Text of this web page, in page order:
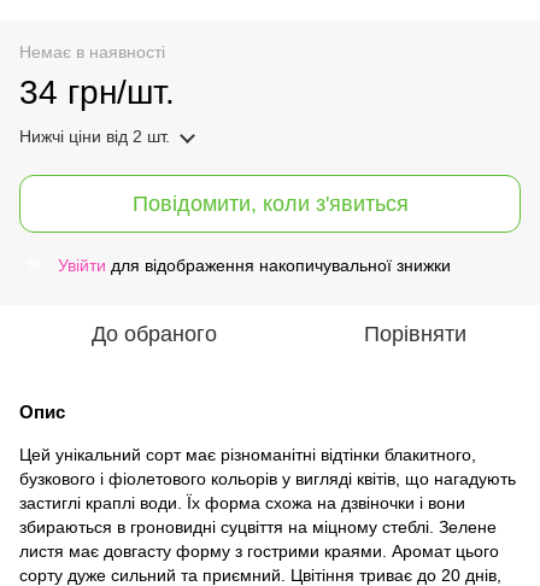
Немає в наявності
34 грн/шт.
Нижчі ціни від 2 шт.
Повідомити, коли з'явиться
Увійти для відображення накопичувальної знижки
До обраного Порівняти
Опис
Цей унікальний сорт має різноманітні відтінки блакитного,
бузкового і фіолетового кольорів у вигляді квітів, що нагадують
застиглі краплі води. Їх форма схожа на дзвіночки і вони
збираються в гроновидні суцвіття на міцному стеблі. Зелене
листя має довгасту форму з гострими краями. Аромат цього
сорту дуже сильний та приємний. Цвітіння триває до 20 днів,